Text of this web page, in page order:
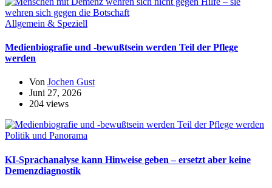
Allgemein & Speziell
Medienbiografie und -bewußtsein werden Teil der Pflege
werden
Von Jochen Gust
Juni 27, 2026
204 views
Politik und Panorama
KI-Sprachanalyse kann Hinweise geben – ersetzt aber keine
Demenzdiagnostik